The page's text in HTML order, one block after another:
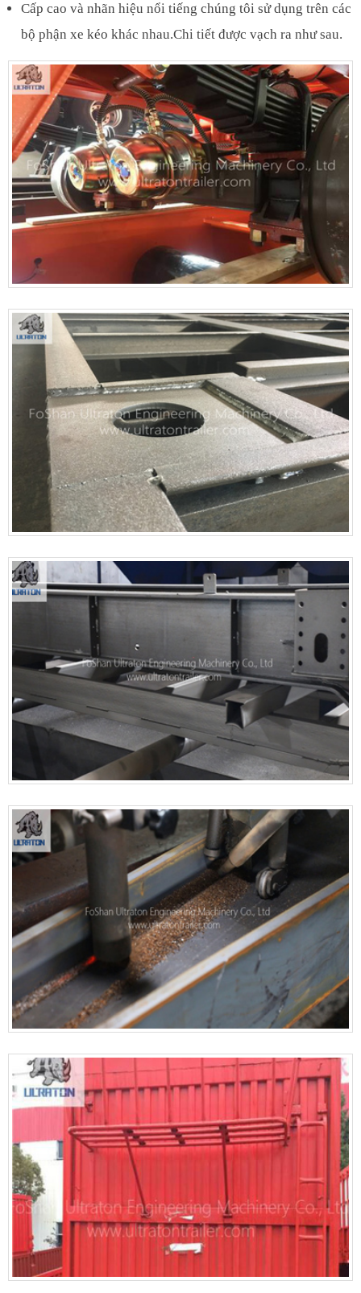
Cấp cao và nhãn hiệu nổi tiếng chúng tôi sử dụng trên các
bộ phận xe kéo khác nhau.Chi tiết được vạch ra như sau.